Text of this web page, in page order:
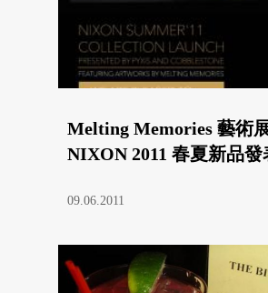
Melting Memories 藝術
NIXON 2011 春夏新品發
09.06.2011